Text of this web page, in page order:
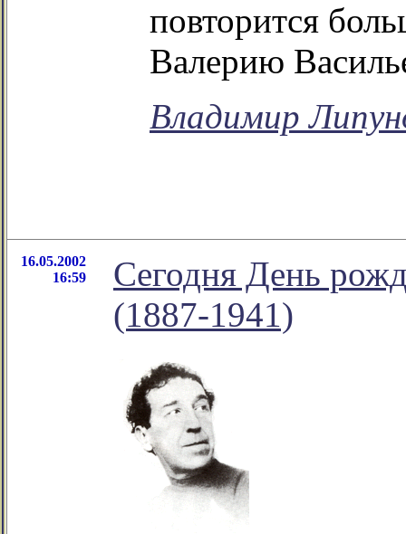
повторится
Валерию
Владимир
16.05.2002
16:59
Сегодня День
(1887-1941)